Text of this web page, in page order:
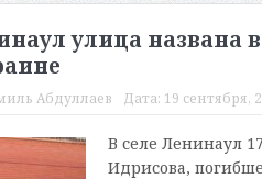
улица названа
Абдуллаев Дата: 19 сентября,
В селе Ленинаул
Идрисова,